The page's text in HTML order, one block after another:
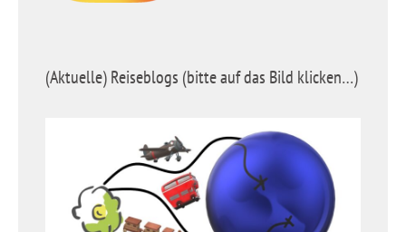
(Aktuelle) Reiseblogs (bitte auf das Bild klicken…)